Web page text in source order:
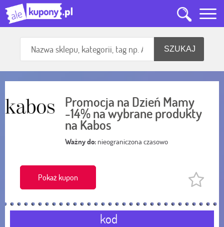
Promocja na Dzień Mamy
-14% na wybrane produkty
na Kabos
Ważny do: nieograniczona czasowo
Pokaż kupon
kod